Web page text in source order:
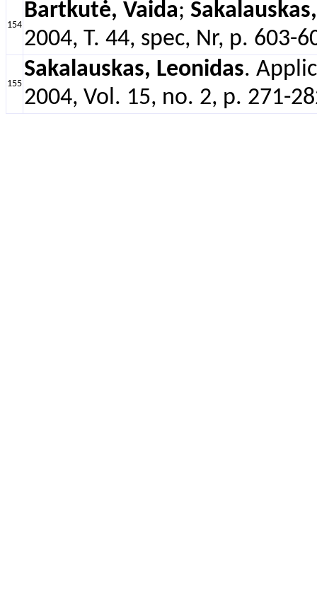
154
Bartkutė, Vaida;
2004, T. 44, spec, Nr, p. 603-
155
Sakalauskas, Leonidas.
2004, Vol. 15, no. 2, p. 271-